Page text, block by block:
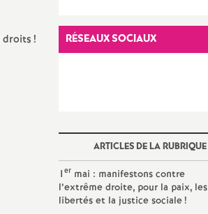
droits ! RÉSEAUX SOCIAUX
ARTICLES DE LA RUBRIQUE
1ermai : manifestons contre
l’extrême droite, pour la paix, les
libertés et la justice sociale!